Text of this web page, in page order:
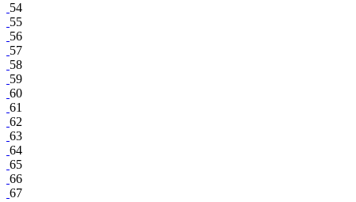
54
55
56
57
58
59
60
61
62
63
64
65
66
67